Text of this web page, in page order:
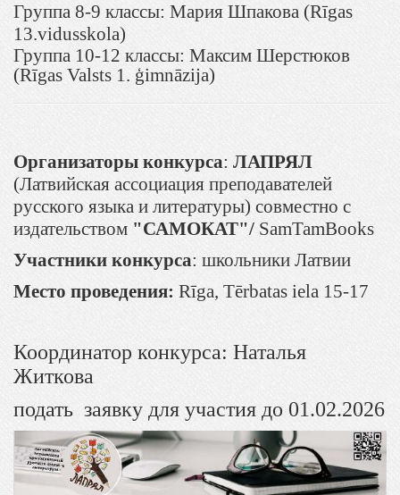
Группа 8-9 классы: Мария Шпакова (Rīgas
13.vidusskola)
Группа 10-12 классы: Максим Шерстюков
(Rīgas Valsts 1. ģimnāzija)
Организаторы конкурса: ЛАПРЯЛ
(Латвийская ассоциация преподавателей
русского языка и литературы) совместно с
издательством "САМОКАТ"/ SamTamBooks
Участники конкурса: школьники Латвии
Место проведения: Rīga, Tērbatas iela 15-17
Координатор конкурса: Наталья
Житкова
подать заявку для участия до 01.02.2026